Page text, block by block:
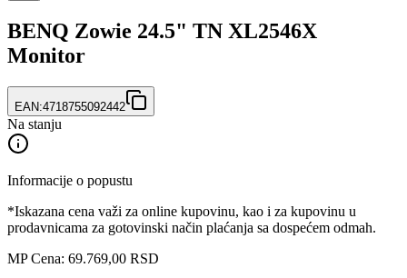
BENQ Zowie 24.5" TN XL2546X
Monitor
EAN:4718755092442
Na stanju
Informacije o popustu
*Iskazana cena važi za online kupovinu, kao i za kupovinu u
prodavnicama za gotovinski način plaćanja sa dospećem odmah.
MP Cena: 69.769,00 RSD